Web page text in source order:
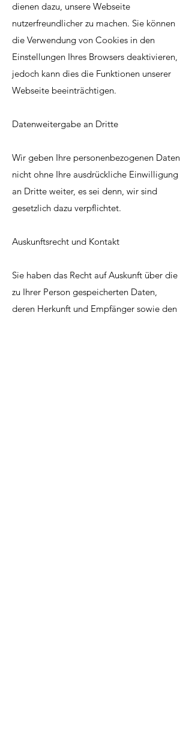
dienen dazu, unsere Webseite
nutzerfreundlicher zu machen. Sie können
die Verwendung von Cookies in den
Einstellungen Ihres Browsers deaktivieren,
jedoch kann dies die Funktionen unserer
Webseite beeinträchtigen.
Datenweitergabe an Dritte
Wir geben Ihre personenbezogenen Daten
nicht ohne Ihre ausdrückliche Einwilligung
an Dritte weiter, es sei denn, wir sind
gesetzlich dazu verpflichtet.
Auskunftsrecht und Kontakt
Sie haben das Recht auf Auskunft über die
zu Ihrer Person gespeicherten Daten,
deren Herkunft und Empfänger sowie den